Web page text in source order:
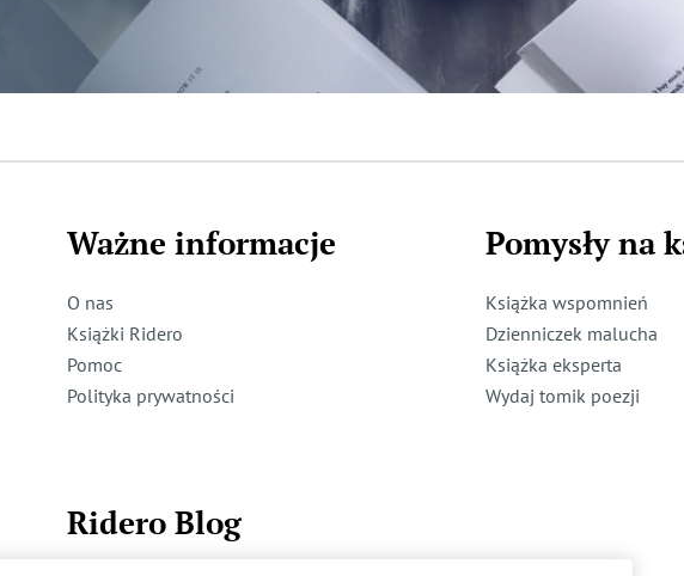
Ważne informacje
O nas
Książki Ridero
Pomoc
Polityka prywatności
Pomysły na
Książka wspomnień
Dzienniczek malucha
Książka eksperta
Wydaj tomik poezji
Ridero Blog